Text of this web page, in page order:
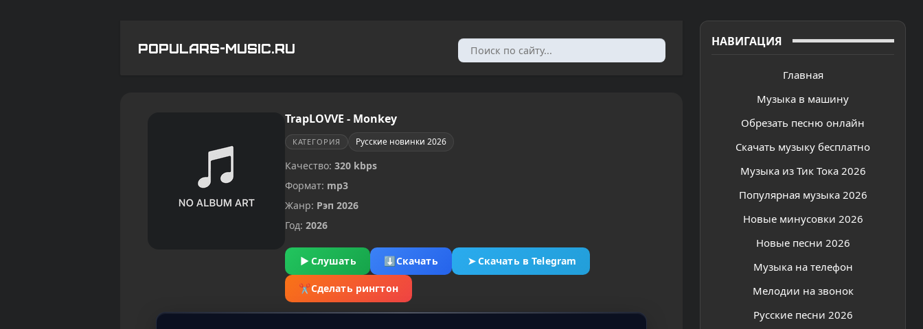
POPULARS-MUSIC.RU НАВИГАЦИЯ
Главная
Музыка в машину
Обрезать песню онлайн
Скачать музыку бесплатно
Музыка из Тик Тока 2026
Популярная музыка 2026
Новые минусовки 2026
Новые песни 2026
Музыка на телефон
Мелодии на звонок
Русские песни 2026
TrapLOVVE - Monkey
КАТЕГОРИЯ Русские новинки 2026
Качество: 320 kbps
Формат: mp3
Жанр: Рэп 2026
Год: 2026
▶ Слушать ⬇Скачать ➤Скачать в Telegram
✂Сделать рингтон